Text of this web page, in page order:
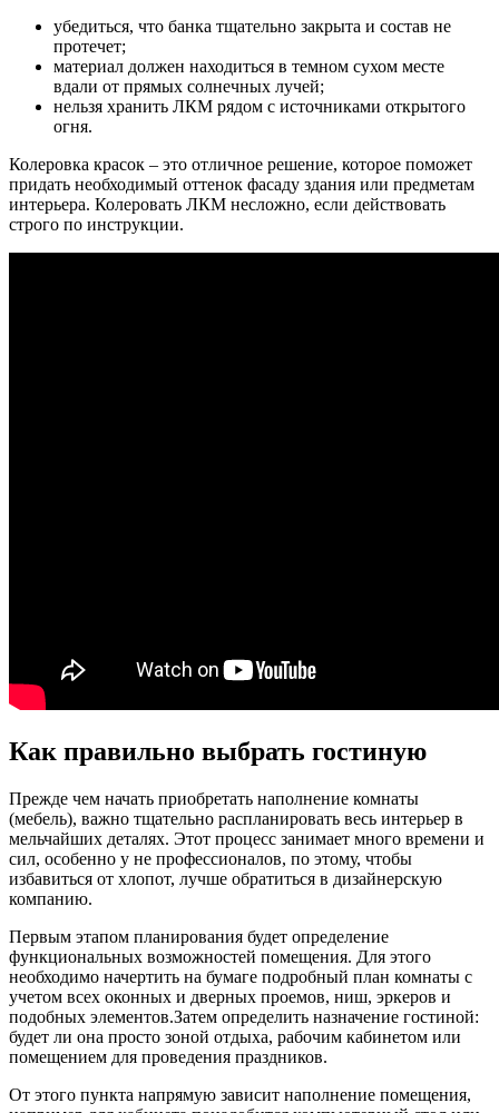
убедиться, что банка тщательно закрыта и состав не
протечет;
материал должен находиться в темном сухом месте
вдали от прямых солнечных лучей;
нельзя хранить ЛКМ рядом с источниками открытого
огня.
Колеровка красок – это отличное решение, которое поможет
придать необходимый оттенок фасаду здания или предметам
интерьера. Колеровать ЛКМ несложно, если действовать
строго по инструкции.
Как правильно выбрать гостиную
Прежде чем начать приобретать наполнение комнаты
(мебель), важно тщательно распланировать весь интерьер в
мельчайших деталях. Этот процесс занимает много времени и
сил, особенно у не профессионалов, по этому, чтобы
избавиться от хлопот, лучше обратиться в дизайнерскую
компанию.
Первым этапом планирования будет определение
функциональных возможностей помещения. Для этого
необходимо начертить на бумаге подробный план комнаты с
учетом всех оконных и дверных проемов, ниш, эркеров и
подобных элементов.Затем определить назначение гостиной:
будет ли она просто зоной отдыха, рабочим кабинетом или
помещением для проведения праздников.
От этого пункта напрямую зависит наполнение помещения,